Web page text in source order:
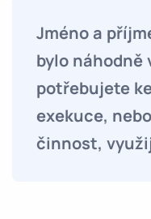
Jméno a
bylo náhodně
potřebujete
exekuce,
činnost,